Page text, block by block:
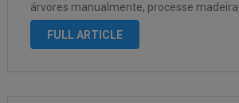
árvores manualmente, processe
e construa sua própria indústria florestal
FULL ARTICLE